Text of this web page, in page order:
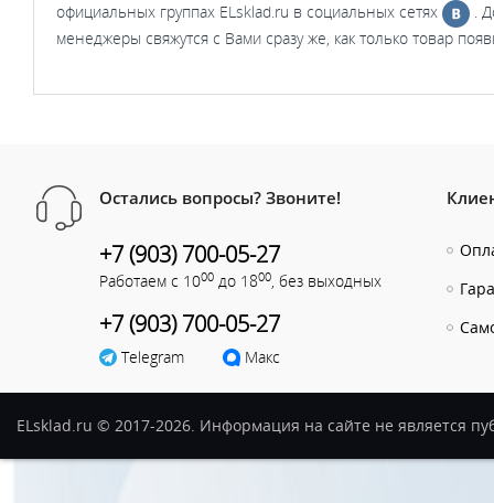
официальных группах ELsklad.ru в социальных сетях
.
менеджеры свяжутся с Вами сразу же, как только товар
Остались вопросы? Звоните!
+7 (903) 700-05-27
Работаем с 1000 до 1800, без выходных
+7 (903) 700-05-27
Telegram Макс
ELsklad.ru © 2017-2026. Информация на сайте не является